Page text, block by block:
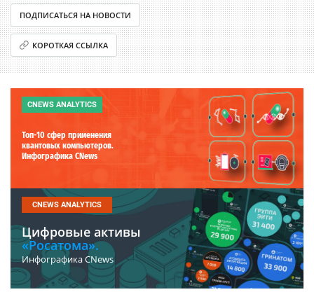
ПОДПИСАТЬСЯ НА НОВОСТИ
КОРОТКАЯ ССЫЛКА
CNEWS ANALYTICS
Топ-10 сфер применения
квантовых компьютеров.
Инфографика CNews
CNEWS ANALYTICS
Цифровые активы
«Росатома».
Инфографика CNews